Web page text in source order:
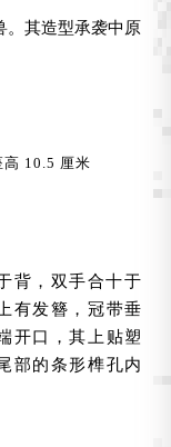
。其造型承袭中原
10.5 厘米
背，双手合十于
有发簪，冠带垂
开口，其上贴塑
部的条形榫孔内